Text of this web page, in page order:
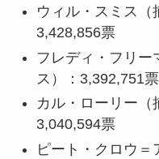
ウィル・スミス（
3,428,856票
フレディ・フリー
ス）：3,392,751票
カル・ローリー（
3,040,594票
ピート・クロウ＝